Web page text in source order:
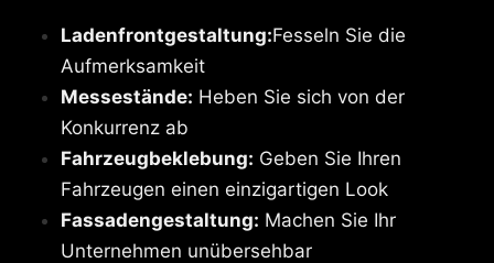
Ladenfrontgestaltung:Fesseln Sie die
Aufmerksamkeit
Messestände: Heben Sie sich von der
Konkurrenz ab
Fahrzeugbeklebung: Geben Sie Ihren
Fahrzeugen einen einzigartigen Look
Fassadengestaltung: Machen Sie Ihr
Unternehmen unübersehbar